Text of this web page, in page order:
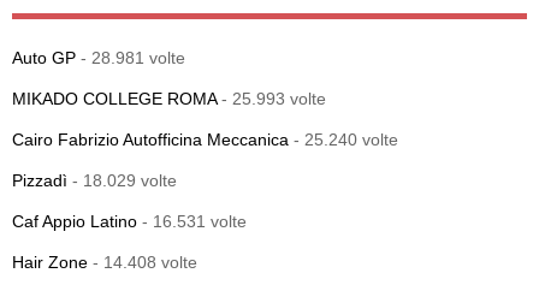
Auto GP - 28.981 volte
MIKADO COLLEGE ROMA- 25.993 volte
Cairo Fabrizio Autofficina Meccanica - 25.240 volte
Pizzadì - 18.029 volte
Caf Appio Latino - 16.531 volte
Hair Zone - 14.408 volte